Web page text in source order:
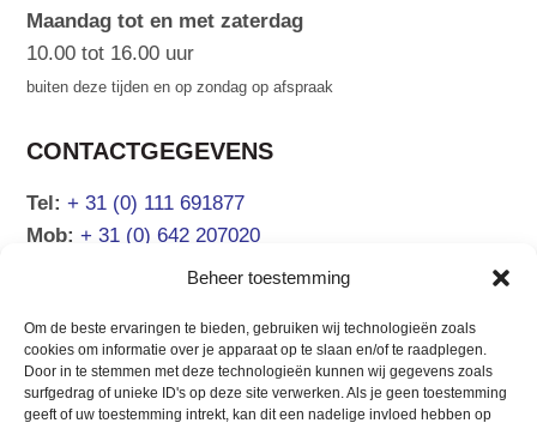
Beheer toestemming
Om de beste ervaringen te bieden, gebruiken wij technologieën zoals
cookies om informatie over je apparaat op te slaan en/of te raadplegen.
Door in te stemmen met deze technologieën kunnen wij gegevens zoals
surfgedrag of unieke ID's op deze site verwerken. Als je geen toestemming
geeft of uw toestemming intrekt, kan dit een nadelige invloed hebben op
Maandag tot en met zaterdag
10.00 tot 16.00 uur
buiten deze tijden en op zondag op afspraak
CONTACTGEGEVENS
Tel: + 31 (0) 111 691877
Mob: + 31 (0) 642 207020
info@atsea.nl
NAVIGATIE
Verkoopaanbod
Chartermanagement